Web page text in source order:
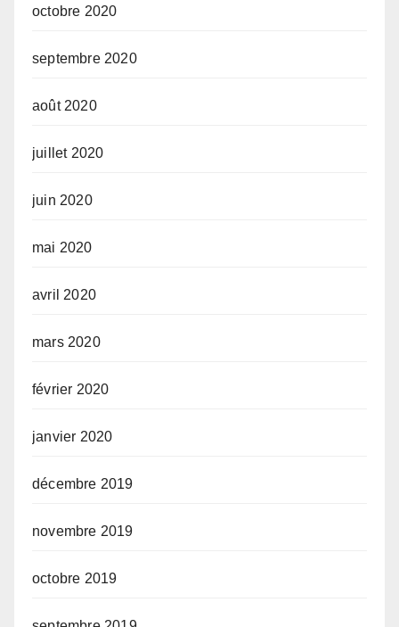
octobre 2020
septembre 2020
août 2020
juillet 2020
juin 2020
mai 2020
avril 2020
mars 2020
février 2020
janvier 2020
décembre 2019
novembre 2019
octobre 2019